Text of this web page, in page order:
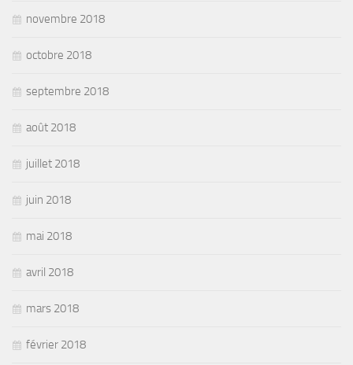
novembre 2018
octobre 2018
septembre 2018
août 2018
juillet 2018
juin 2018
mai 2018
avril 2018
mars 2018
février 2018